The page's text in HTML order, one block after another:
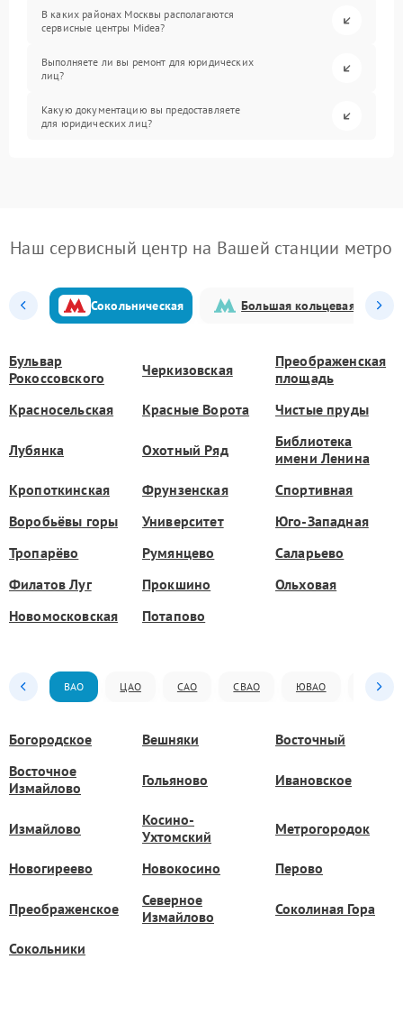
В каких районах Москвы располагаются
сервисные центры Midea?
Выполняете ли вы ремонт для юридических
лиц?
Какую документацию вы предоставляете
для юридических лиц?
Наш сервисный центр на Вашей станции метро
Сокольническая Большая кольцевая
Бульвар
Рокоссовского
Черкизовская
Преображенская
площадь
Красносельская
Красные Ворота Чистые пруды
Лубянка Охотный Ряд
Библиотека
имени Ленина
Кропоткинская
Фрунзенская
Спортивная
Воробьёвы горы
Университет
Юго-Западная
Тропарёво
Румянцево
Саларьево
Филатов Луг
Прокшино
Ольховая
Новомосковская
Потапово
ВАО ЦАО САО СВАО ЮВАО ЮАО
Богородское Вешняки
Восточный
Восточное
Измайлово
Гольяново Ивановское
Измайлово
Косино-
Ухтомский
Метрогородок
Новогиреево Новокосино Перово
Преображенское
Северное
Измайлово
Соколиная Гора
Сокольники